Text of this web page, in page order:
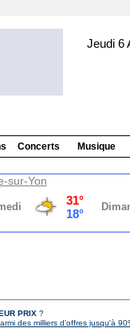
Jeudi 6
Concerts Musique
sur-Yon
PRIX ?
des milliers d'offres jusqu'à